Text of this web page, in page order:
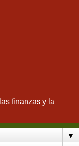
finanzas y la
▼